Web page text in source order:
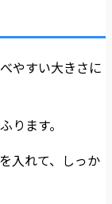
やすい大きさに
ります。
入れて、しっか